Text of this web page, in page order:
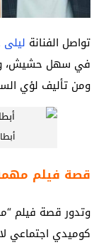
تواصل الفنانة
في سهل حشيش،
ومن تأليف لؤي
قصة فيلم
وتدور قصة فيلم
كوميدي اجتماعي